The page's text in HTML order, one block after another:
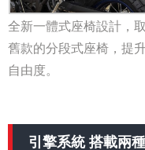
全新一體式座椅設計，
舊款的分段式座椅，提
自由度。
引擎系統 搭載兩